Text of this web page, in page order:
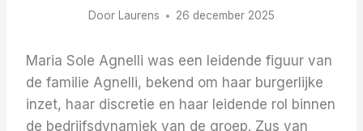
Door Laurens 26 december 2025
Maria Sole Agnelli was een leidende figuur van
de familie Agnelli, bekend om haar burgerlijke
inzet, haar discretie en haar leidende rol binnen
de bedrijfsdynamiek van de groep. Zus van